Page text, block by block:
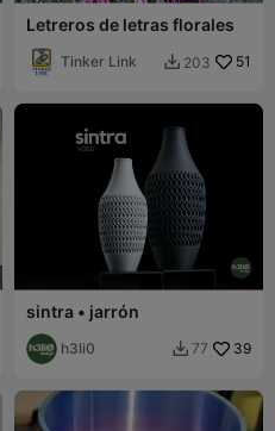
Letreros de letras florales
Tinker Link  203 51
sintra • jarrón
h3li0  77 39